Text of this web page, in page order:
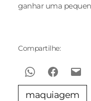
ganhar uma
Compartilhe:
maquiagem